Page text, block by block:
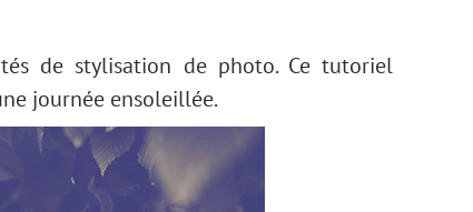
de stylisation de photo. Ce tutoriel
journée ensoleillée.